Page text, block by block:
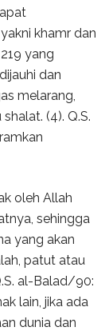
khamr dan
yang
dan
melarang,
(4). Q.S.
oleh Allah
sehingga
yang akan
patut atau
al-Balad/90:
lain, jika ada
dunia dan